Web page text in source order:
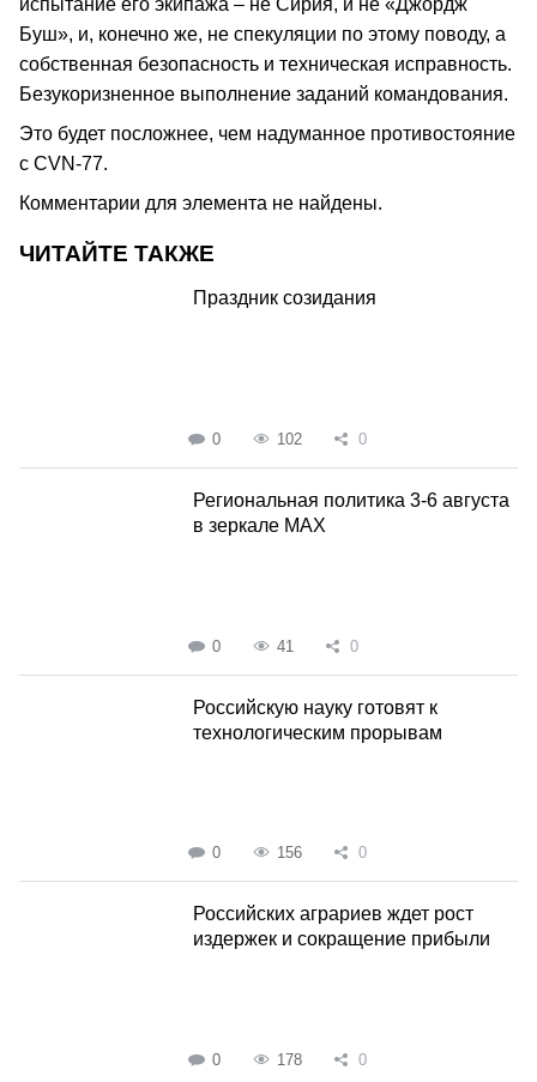
испытание его экипажа – не Сирия, и не «Джордж
Буш», и, конечно же, не спекуляции по этому поводу, а
собственная безопасность и техническая исправность.
Безукоризненное выполнение заданий командования.
Это будет посложнее, чем надуманное противостояние
с CVN-77.
Комментарии для элемента не найдены.
ЧИТАЙТЕ ТАКЖЕ
Праздник созидания
0 102 0
Региональная политика 3-6 августа
в зеркале MAX
0 41 0
Российскую науку готовят к
технологическим прорывам
0 156 0
Российских аграриев ждет рост
издержек и сокращение прибыли
0 178 0